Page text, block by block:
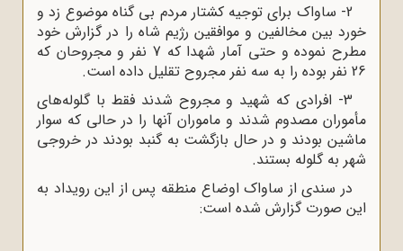
2- ساواک برای توجیه کشتار مردم بی گناه موضوع زد و
خورد بین مخالفین و موافقین رژیم شاه را در گزارش خود
مطرح نموده و حتی آمار شهدا که 7 نفر و مجروحان که
26 نفر بوده را به سه نفر مجروح تقلیل داده است.
3- افرادی که شهید و مجروح شدند فقط با گلوله‌های
مأموران مصدوم شدند و ماموران آنها را در حالی که سوار
ماشین بودند و در حال بازگشت به گنبد بودند در خروجی
شهر به گلوله بستند.
در سندی از ساواک اوضاع منطقه پس از این رویداد به
این صورت گزارش شده است: